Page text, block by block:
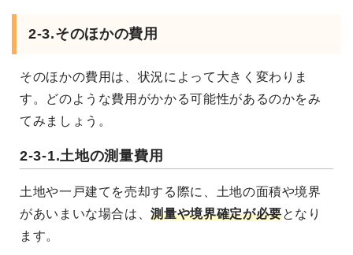
2-3.そのほかの費用
そのほかの費用は、状況によって大きく変わりま
す。どのような費用がかかる可能性があるのかをみ
てみましょう。
2-3-1.土地の測量費用
土地や一戸建てを売却する際に、土地の面積や境界
があいまいな場合は、測量や境界確定が必要となり
ます。